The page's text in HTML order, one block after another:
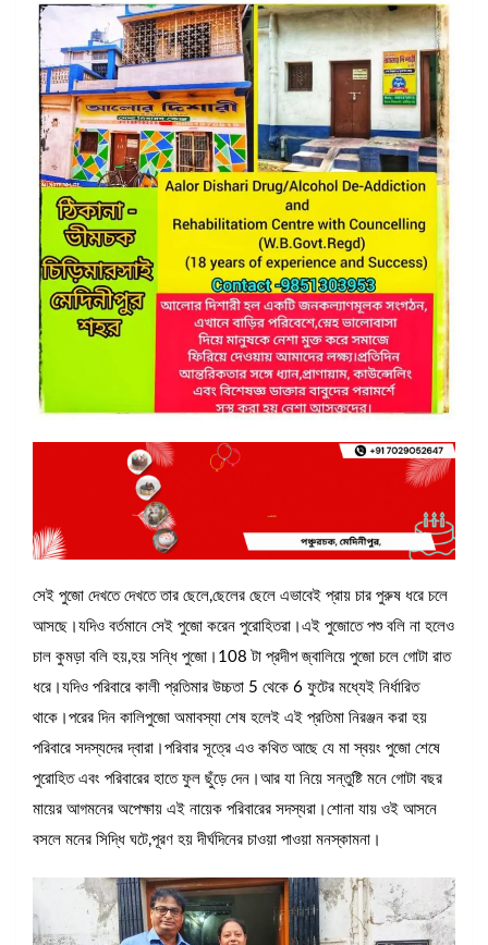
সেই পুজো দেখতে দেখতে তার ছেলে,ছেলের ছেলে এভাবেই প্রায় চার পুরুষ ধরে চলে
আসছে।যদিও বর্তমানে সেই পুজো করেন পুরোহিতরা।এই পুজোতে পশু বলি না হলেও
চাল কুমড়া বলি হয়,হয় সন্ধি পুজো।108 টা প্রদীপ জ্বালিয়ে পুজো চলে গোটা রাত
ধরে।যদিও পরিবারে কালী প্রতিমার উচ্চতা 5 থেকে 6 ফুটের মধ্যেই নির্ধারিত
থাকে।পরের দিন কালিপুজো অমাবস্যা শেষ হলেই এই প্রতিমা নিরঞ্জন করা হয়
পরিবারে সদস্যদের দ্বারা।পরিবার সূত্রে এও কথিত আছে যে মা স্বয়ং পুজো শেষে
পুরোহিত এবং পরিবারের হাতে ফুল ছুঁড়ে দেন।আর যা নিয়ে সন্তুষ্টি মনে গোটা বছর
মায়ের আগমনের অপেক্ষায় এই নায়েক পরিবারের সদস্যরা।শোনা যায় ওই আসনে
বসলে মনের সিদ্ধি ঘটে,পূরণ হয় দীর্ঘদিনের চাওয়া পাওয়া মনস্কামনা।